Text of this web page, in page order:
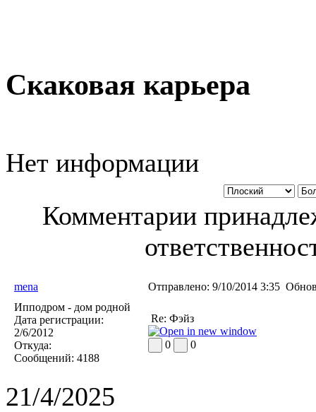
Скаковая карьера
Нет информации
Комментарии
mena Отправлено: 9/10/2014 3:35
Ипподром - дом родной
Дата регистрации:
2/6/2012
Откуда:
Сообщений: 4188
Re: Фэйз
0 0
21/4/2025